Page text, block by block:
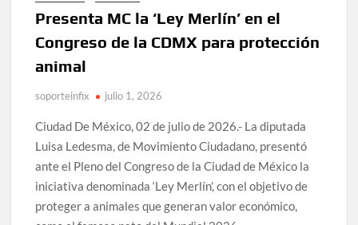
Presenta MC la ‘Ley Merlín’ en el
Congreso de la CDMX para protección
animal
soporteinfix julio 1, 2026
Ciudad De México, 02 de julio de 2026.- La diputada
Luisa Ledesma, de Movimiento Ciudadano, presentó
ante el Pleno del Congreso de la Ciudad de México la
iniciativa denominada ‘Ley Merlín’, con el objetivo de
proteger a animales que generan valor económico,